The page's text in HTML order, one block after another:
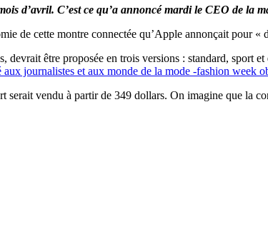
d’avril. C’est ce qu’a annoncé mardi le CEO de la
de cette montre connectée qu’Apple annonçait pour «
être proposée en trois versions : standard, sport
aux journalistes et aux monde de la mode -fashion week
vendu à partir de 349 dollars. On imagine que la